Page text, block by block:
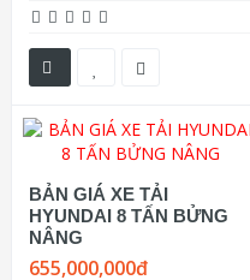
BẢN GIÁ XE TẢI
HYUNDAI 8 TẤN BỬNG
NÂNG
655,000,000đ